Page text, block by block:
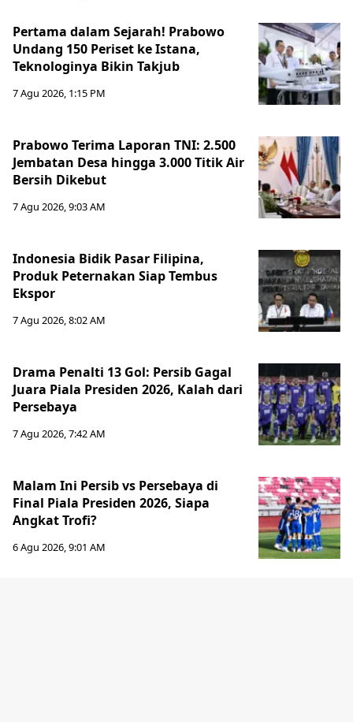
Pertama dalam Sejarah! Prabowo
Undang 150 Periset ke Istana,
Teknologinya Bikin Takjub
7 Agu 2026, 1:15 PM
Prabowo Terima Laporan TNI: 2.500
Jembatan Desa hingga 3.000 Titik Air
Bersih Dikebut
7 Agu 2026, 9:03 AM
Indonesia Bidik Pasar Filipina,
Produk Peternakan Siap Tembus
Ekspor
7 Agu 2026, 8:02 AM
Drama Penalti 13 Gol: Persib Gagal
Juara Piala Presiden 2026, Kalah dari
Persebaya
7 Agu 2026, 7:42 AM
Malam Ini Persib vs Persebaya di
Final Piala Presiden 2026, Siapa
Angkat Trofi?
6 Agu 2026, 9:01 AM